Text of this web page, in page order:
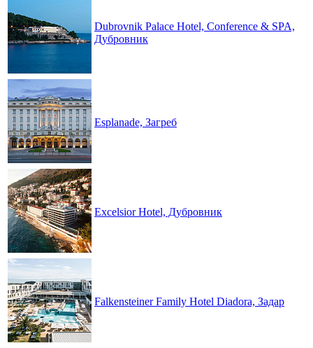
Dubrovnik Palace Hotel, Conference & SPA,
Дубровник
Esplanade, Загреб
Excelsior Hotel, Дубровник
Falkensteiner Family Hotel Diadora, Задар